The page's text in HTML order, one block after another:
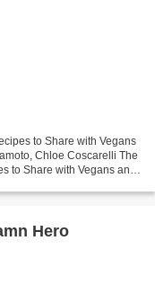
to Share with Vegans
Chloe Coscarelli The
to Share with Vegans and
Hero